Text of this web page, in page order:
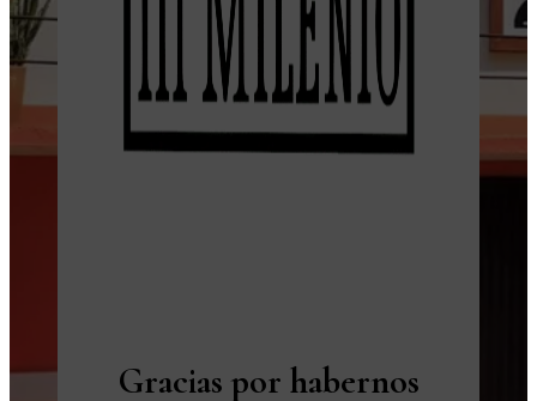
Gracias por habernos